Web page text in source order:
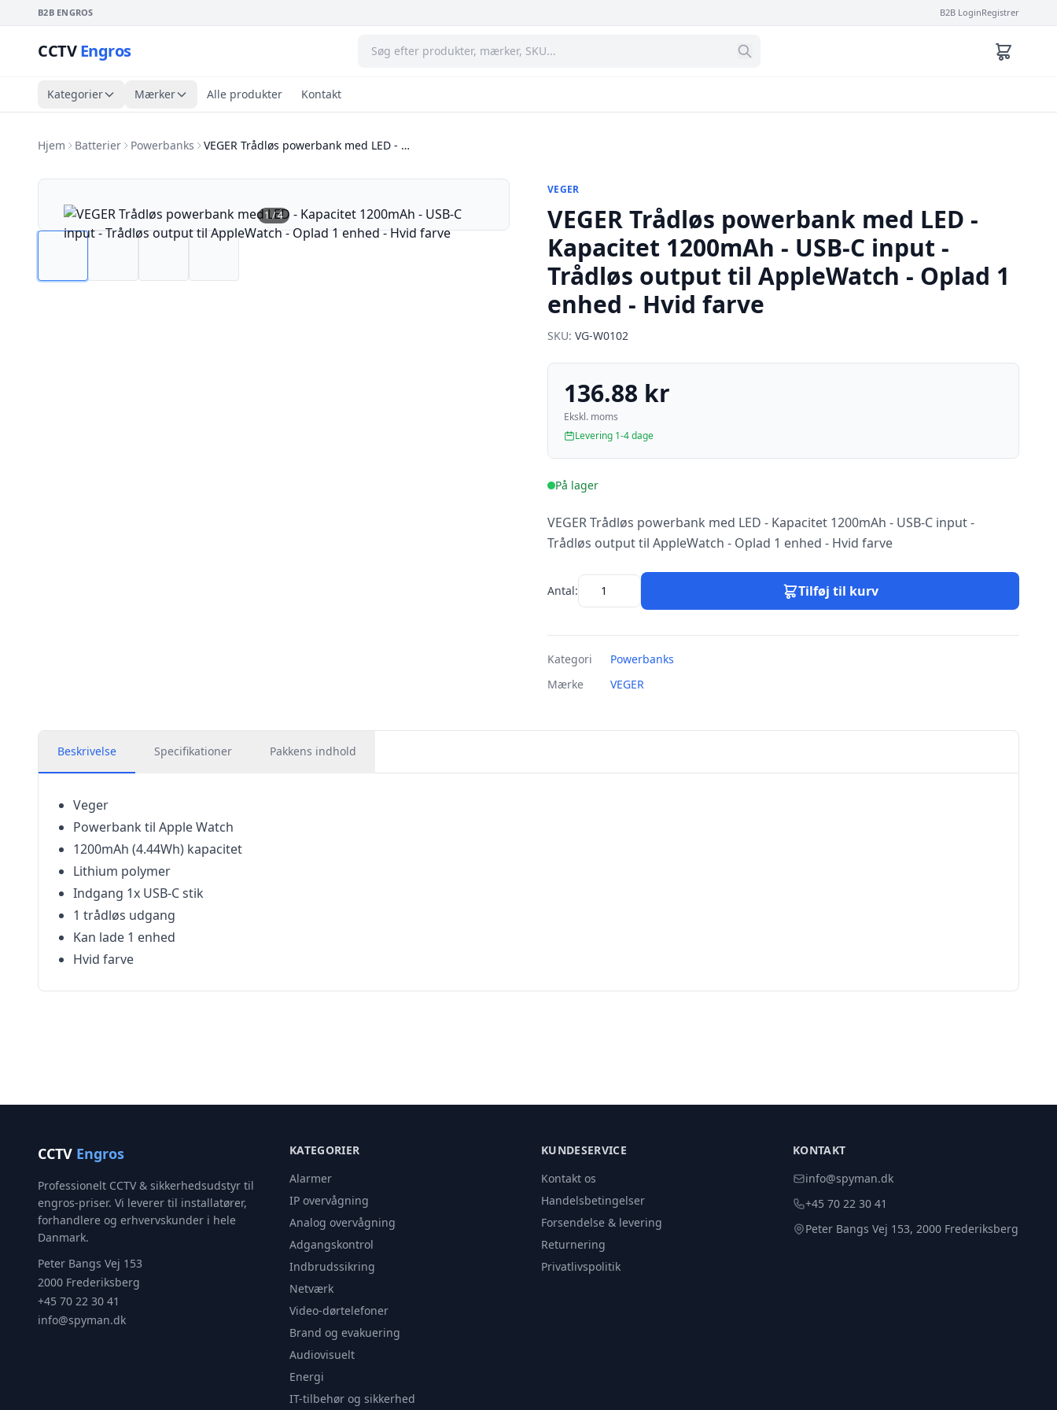
B2B ENGROS B2B LoginRegistrer
CCTVEngros
Kategorier Mærker Alle produkter Kontakt
Hjem Batterier Powerbanks VEGER Trådløs powerbank med LED - …
1/4
VEGER
VEGER Trådløs powerbank med LED -
Kapacitet 1200mAh - USB-C input -
Trådløs output til AppleWatch - Oplad 1
enhed - Hvid farve
SKU: VG-W0102
136.88 kr
Ekskl. moms
Levering 1-4 dage
På lager
VEGER Trådløs powerbank med LED - Kapacitet 1200mAh - USB-C input -
Trådløs output til AppleWatch - Oplad 1 enhed - Hvid farve
Antal: Tilføj til kurv
Kategori
Powerbanks
Mærke
VEGER
Beskrivelse Specifikationer Pakkens indhold
Veger
Powerbank til Apple Watch
1200mAh (4.44Wh) kapacitet
Lithium polymer
Indgang 1x USB-C stik
1 trådløs udgang
Kan lade 1 enhed
Hvid farve
CCTV Engros
Professionelt CCTV & sikkerhedsudstyr til
engros-priser. Vi leverer til installatører,
forhandlere og erhvervskunder i hele
Danmark.
Peter Bangs Vej 153
2000 Frederiksberg
+45 70 22 30 41
info@spyman.dk
KATEGORIER
Alarmer
IP overvågning
Analog overvågning
Adgangskontrol
Indbrudssikring
Netværk
Video-dørtelefoner
Brand og evakuering
Audiovisuelt
Energi
IT-tilbehør og sikkerhed
KUNDESERVICE
Kontakt os
Handelsbetingelser
Forsendelse & levering
Returnering
Privatlivspolitik
KONTAKT
info@spyman.dk
+45 70 22 30 41
Peter Bangs Vej 153, 2000 Frederiksberg